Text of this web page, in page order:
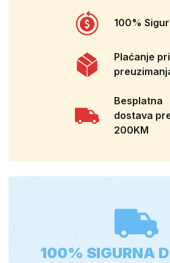
100%
Plaćanje
Besplatna
dostava
200KM
100% SIGURNA